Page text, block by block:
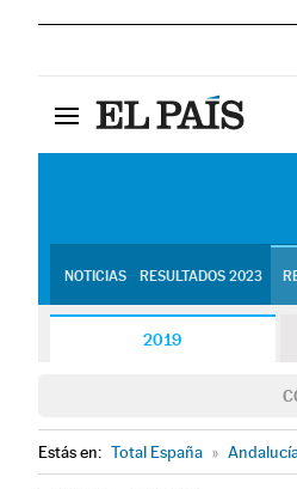
NOTICIAS RESULTADOS 2023
2019
Estás en: Total España »